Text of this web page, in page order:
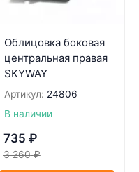
Облицовка боковая
центральная правая
SKYWAY
Артикул: 24806
В наличии
735 ₽
3 260 ₽